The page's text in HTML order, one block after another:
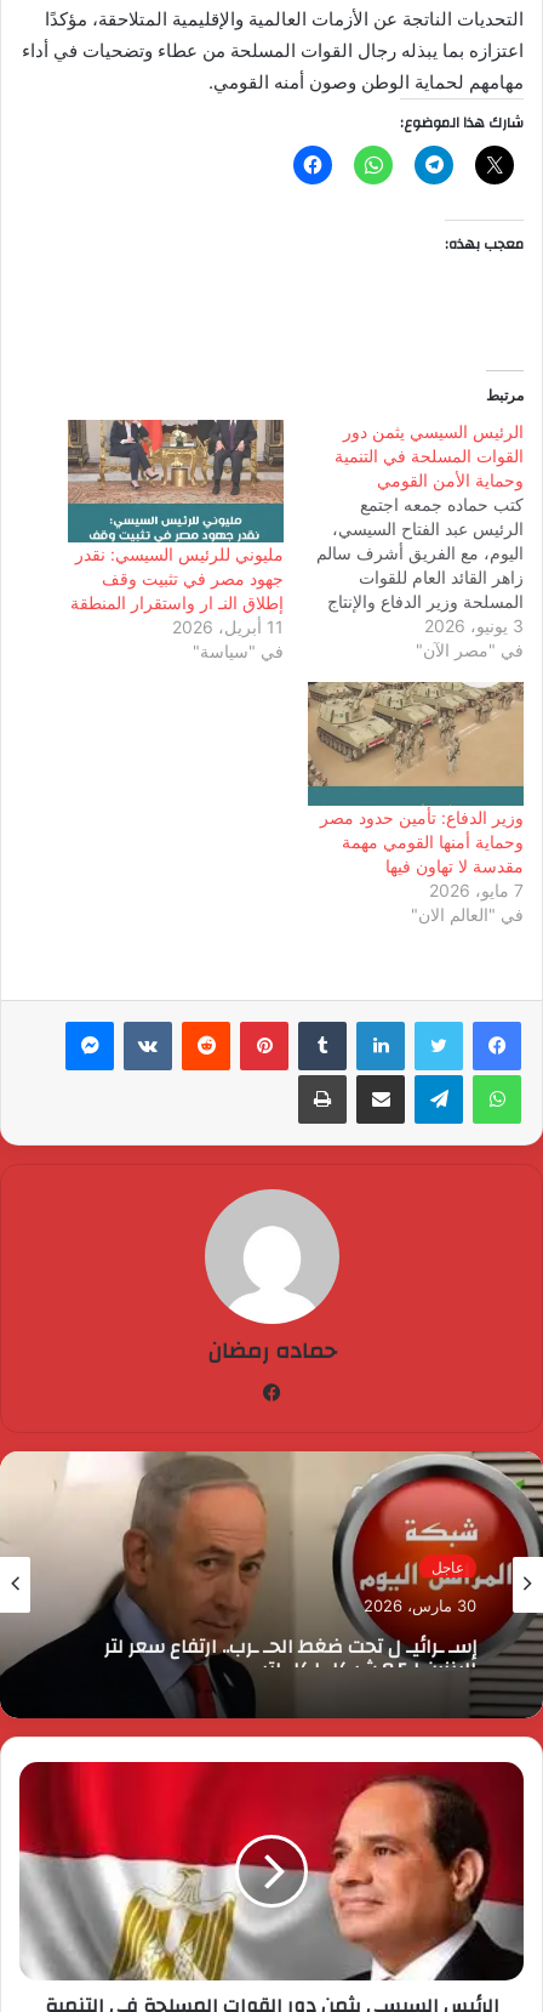
التحديات الناتجة عن الأزمات العالمية والإقليمية المتلاحقة، مؤكدًا
اعتزازه بما يبذله رجال القوات المسلحة من عطاء وتضحيات في أداء
مهامهم لحماية الوطن وصون أمنه القومي.
شارك هذا الموضوع:
معجب بهذه:
مرتبط
الرئيس السيسي يثمن دور
القوات المسلحة في التنمية
وحماية الأمن القومي
كتب حماده جمعه اجتمع
الرئيس عبد الفتاح السيسي،
اليوم، مع الفريق أشرف سالم
زاهر القائد العام للقوات
المسلحة وزير الدفاع والإنتاج
الحربي، واللواء أمير سيد أحمد
مستشار رئيس الجمهورية
محمد ربيع رئيس هيئة عمليات
القوات المسلحة. وأوضح
المتحدث الرسمي باسم رئاسة
الجمهورية أن الاجتماع تناول
3 يونيو، 2026
في "مصر الآن"
مليوني للرئيس السيسي: نقدر
جهود مصر في تثبيت وقف
إطلاق النـ ار واستقرار المنطقة
11 أبريل، 2026
في "سياسة"
وزير الدفاع: تأمين حدود مصر
وحماية أمنها القومي مهمة
مقدسة لا تهاون فيها
7 مايو، 2026
في "العالم الان"
لينكدإن بينتيريست ماسنجر
واتساب تيلقرام مشاركة عبر البريد طباعة
حماده رمضان
عاجل
30 مارس، 2026
إسـ ـرائيـ ل تحت ضغط الحـ ـرب.. ارتفاع سعر لتر
البنزين لـ8.5 شيكل لكل لتر